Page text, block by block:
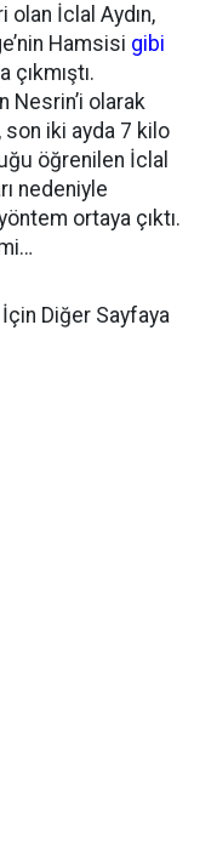
olan İclal Aydın,
Hamsisi gibi
çıkmıştı.
Nesrin’i olarak
son iki ayda 7 kilo
öğrenilen İclal
nedeniyle
ortaya çıktı.
Diğer Sayfaya